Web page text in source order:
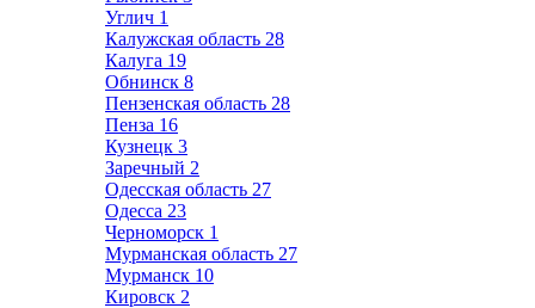
Углич 1
Калужская область 28
Калуга 19
Обнинск 8
Пензенская область 28
Пенза 16
Кузнецк 3
Заречный 2
Одесская область 27
Одесса 23
Черноморск 1
Мурманская область 27
Мурманск 10
Кировск 2